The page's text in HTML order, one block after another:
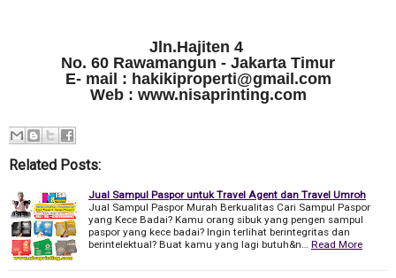
Jln.Hajiten 4
No. 60 Rawamangun - Jakarta Timur
E- mail : hakikiproperti@gmail.com
Web : www.nisaprinting.com
Related Posts:
Jual Sampul Paspor untuk Travel Agent dan Travel Umroh
Jual Sampul Paspor Murah Berkualitas Cari Sampul Paspor
yang Kece Badai? Kamu orang sibuk yang pengen sampul
paspor yang kece badai? Ingin terlihat berintegritas dan
berintelektual? Buat kamu yang lagi butuh&n…
Read More